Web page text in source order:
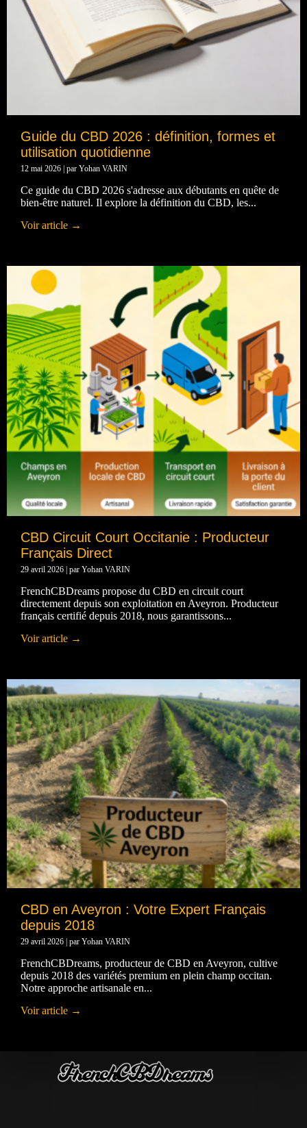
Guide du CBD 2026 : définition, formes et
utilisation quotidienne
12 mai 2026 | par Yohan VARIN
Ce guide du CBD 2026 s'adresse aux débutants en quête de
bien-être naturel. Il explore la définition du CBD, les...
Voir article →
CBD Circuit Court Occitanie : Producteur
Français Direct
29 avril 2026 par Yohan VARIN
FrenchCBDreams propose du CBD en circuit court
directement depuis son exploitation en Aveyron. Producteur
français certifié depuis 2018, nous garantissons...
Voir article →
CBD en Aveyron : Votre Expert Français
depuis 2018
29 avril 2026 par Yohan VARIN
FrenchCBDreams, producteur de CBD en Aveyron, cultive
depuis 2018 des variétés premium en plein champ occitan.
Notre approche artisanale en...
Voir article →